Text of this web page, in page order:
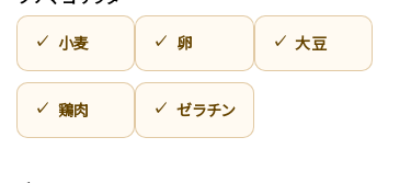
小麦 卵 大豆
鶏肉 ゼラチン